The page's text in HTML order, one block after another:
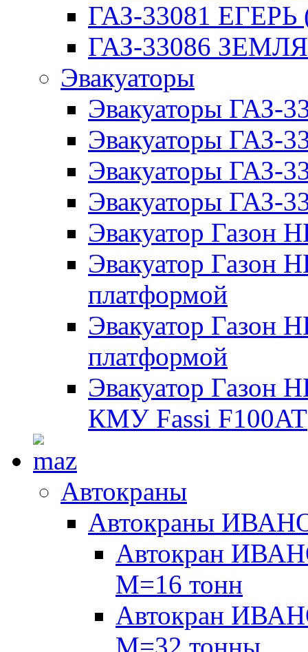
ГАЗ-33081 ЕГЕРЬ
ГАЗ-33086
Эвакуаторы
Эвакуаторы ГАЗ-
Эвакуаторы
Эвакуаторы ГАЗ-
Эвакуаторы ГАЗ-
Эвакуатор Газон
Эвакуатор Газон
платформой
Эвакуатор Газон
платформой
Эвакуатор Газон
КМУ Fassi F100AT
Автокраны
Автокраны
Автокран
М=16 тонн
Автокран